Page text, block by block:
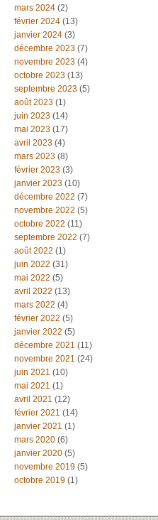
mars 2024 (2)
février 2024 (13)
janvier 2024 (3)
décembre 2023 (7)
novembre 2023 (4)
octobre 2023 (13)
septembre 2023 (5)
août 2023 (1)
juin 2023 (14)
mai 2023 (17)
avril 2023 (4)
mars 2023 (8)
février 2023 (3)
janvier 2023 (10)
décembre 2022 (7)
novembre 2022 (5)
octobre 2022 (11)
septembre 2022 (7)
août 2022 (1)
juin 2022 (31)
mai 2022 (5)
avril 2022 (13)
mars 2022 (4)
février 2022 (5)
janvier 2022 (5)
décembre 2021 (11)
novembre 2021 (24)
juin 2021 (10)
mai 2021 (1)
avril 2021 (12)
février 2021 (14)
janvier 2021 (1)
mars 2020 (6)
janvier 2020 (5)
novembre 2019 (5)
octobre 2019 (1)